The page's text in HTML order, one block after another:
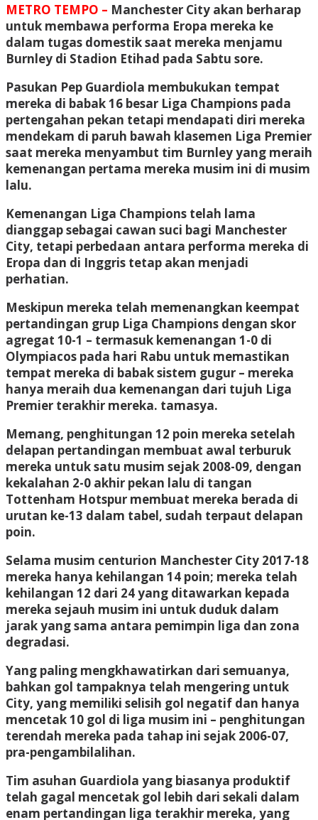
METRO TEMPO – Manchester City akan berharap
untuk membawa performa Eropa mereka ke
dalam tugas domestik saat mereka menjamu
Burnley di Stadion Etihad pada Sabtu sore.
Pasukan Pep Guardiola membukukan tempat
mereka di babak 16 besar Liga Champions pada
pertengahan pekan tetapi mendapati diri mereka
mendekam di paruh bawah klasemen Liga Premier
saat mereka menyambut tim Burnley yang meraih
kemenangan pertama mereka musim ini di musim
lalu.
Kemenangan Liga Champions telah lama
dianggap sebagai cawan suci bagi Manchester
City, tetapi perbedaan antara performa mereka di
Eropa dan di Inggris tetap akan menjadi
perhatian.
Meskipun mereka telah memenangkan keempat
pertandingan grup Liga Champions dengan skor
agregat 10-1 – termasuk kemenangan 1-0 di
Olympiacos pada hari Rabu untuk memastikan
tempat mereka di babak sistem gugur – mereka
hanya meraih dua kemenangan dari tujuh Liga
Premier terakhir mereka. tamasya.
Memang, penghitungan 12 poin mereka setelah
delapan pertandingan membuat awal terburuk
mereka untuk satu musim sejak 2008-09, dengan
kekalahan 2-0 akhir pekan lalu di tangan
Tottenham Hotspur membuat mereka berada di
urutan ke-13 dalam tabel, sudah terpaut delapan
poin.
Selama musim centurion Manchester City 2017-18
mereka hanya kehilangan 14 poin; mereka telah
kehilangan 12 dari 24 yang ditawarkan kepada
mereka sejauh musim ini untuk duduk dalam
jarak yang sama antara pemimpin liga dan zona
degradasi.
Yang paling mengkhawatirkan dari semuanya,
bahkan gol tampaknya telah mengering untuk
City, yang memiliki selisih gol negatif dan hanya
mencetak 10 gol di liga musim ini – penghitungan
terendah mereka pada tahap ini sejak 2006-07,
pra-pengambilalihan.
Tim asuhan Guardiola yang biasanya produktif
telah gagal mencetak gol lebih dari sekali dalam
enam pertandingan liga terakhir mereka, yang